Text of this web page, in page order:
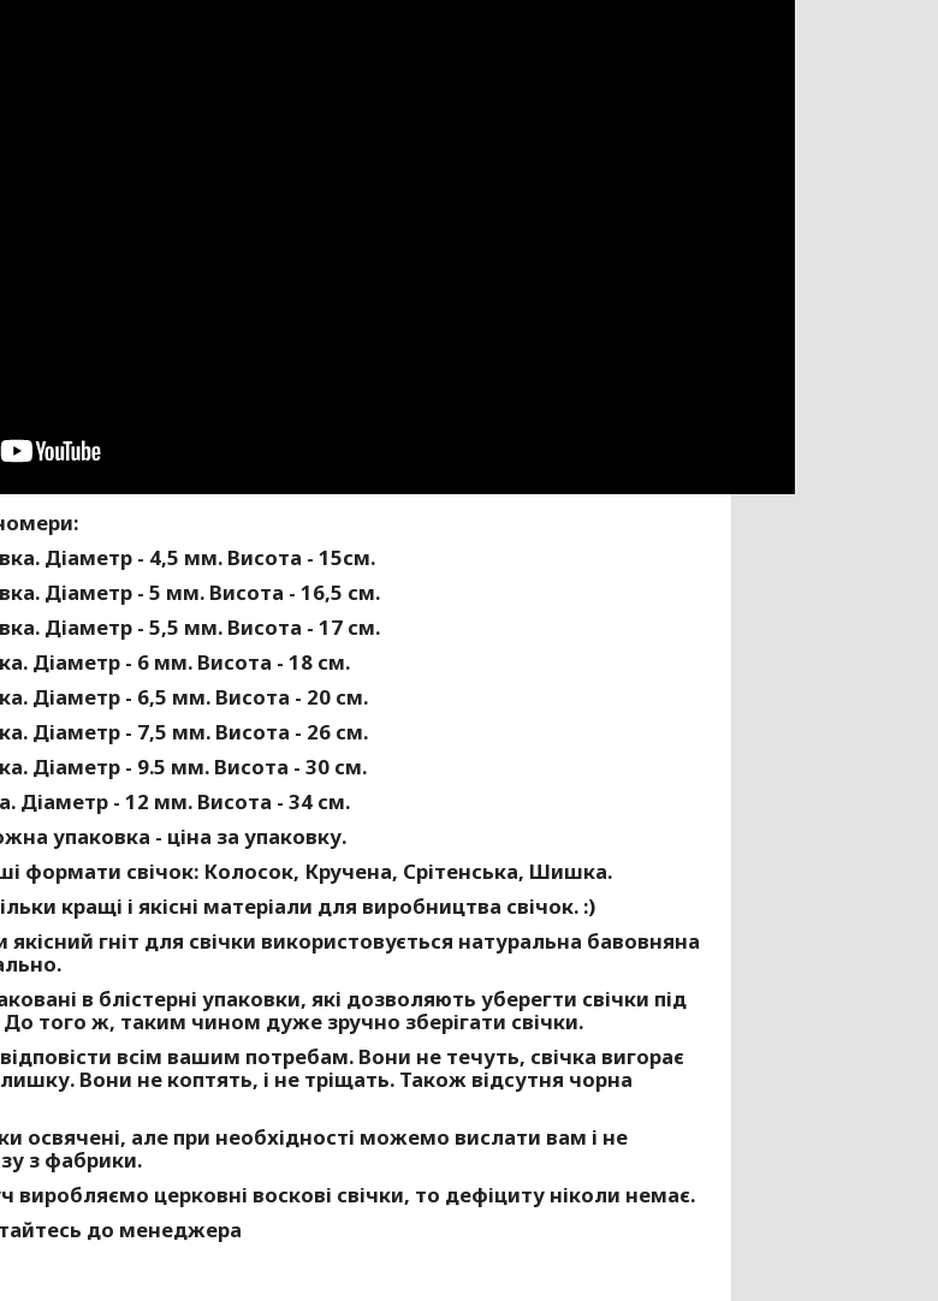
Діаметр - 4,5 мм. Висота - 15см.
Діаметр - 5 мм. Висота - 16,5 см.
Діаметр - 5,5 мм. Висота - 17 см.
Діаметр - 6 мм. Висота - 18 см.
Діаметр - 6,5 мм. Висота - 20 см.
Діаметр - 7,5 мм. Висота - 26 см.
Діаметр - 9.5 мм. Висота - 30 см.
Діаметр - 12 мм. Висота - 34 см.
упаковка - ціна за упаковку.
формати свічок: Колосок, Кручена, Срітенська, Шишка.
кращі і якісні матеріали для виробництва свічок. :)
гніт для свічки використовується натуральна бавовняна
в блістерні упаковки, які дозволяють уберегти свічки під
того ж, таким чином дуже зручно зберігати свічки.
всім вашим потребам. Вони не течуть, свічка вигорає
Вони не коптять, і не тріщать. Також відсутня чорна
освячені, але при необхідності можемо вислати вам і не
з фабрики.
виробляємо церковні воскові свічки, то дефіциту ніколи немає.
до менеджера